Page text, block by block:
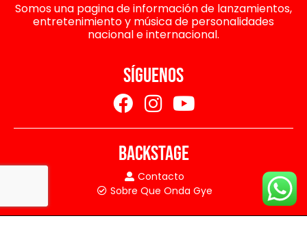
Somos una pagina de información de lanzamientos,
entretenimiento y música de personalidades
nacional e internacional.
SÍGUENOS
BACKSTAGE
Contacto
Sobre Que Onda Gye